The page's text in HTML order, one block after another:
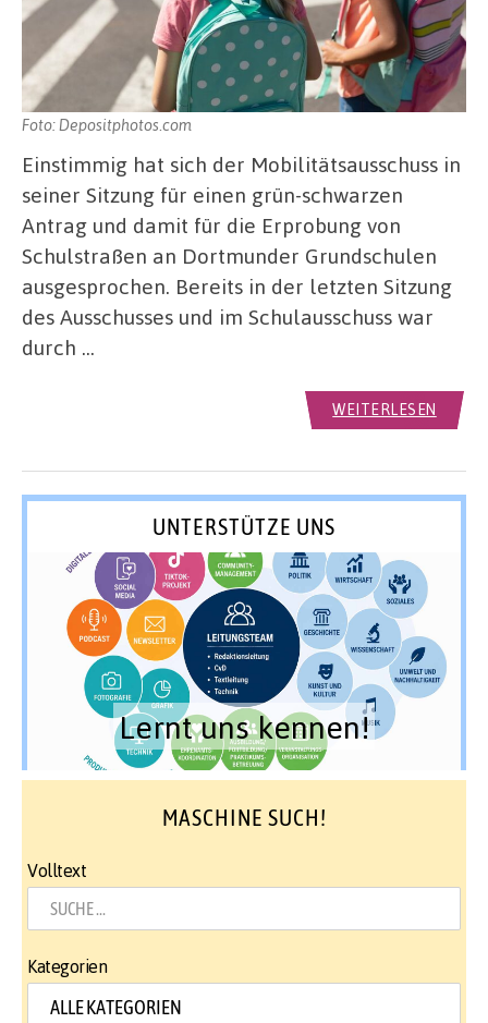
Foto: Depositphotos.com
Einstimmig hat sich der Mobilitätsausschuss in
seiner Sitzung für einen grün-schwarzen
Antrag und damit für die Erprobung von
Schulstraßen an Dortmunder Grundschulen
ausgesprochen. Bereits in der letzten Sitzung
des Ausschusses und im Schulausschuss war
durch …
WEITERLESEN
UNTERSTÜTZE UNS
Lernt uns kennen!
MASCHINE SUCH!
Volltext
Kategorien